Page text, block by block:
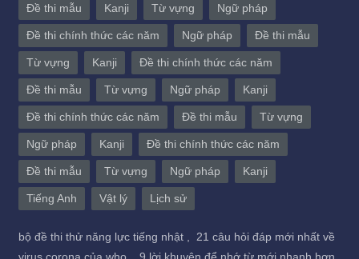
Đề thi mẫu Kanji Từ vựng Ngữ pháp
Đề thi chính thức các năm Ngữ pháp Đề thi mẫu
Từ vựng Kanji Đề thi chính thức các năm
Đề thi mẫu Từ vựng Ngữ pháp Kanji
Đề thi chính thức các năm Đề thi mẫu Từ vựng
Ngữ pháp Kanji Đề thi chính thức các năm
Đề thi mẫu Từ vựng Ngữ pháp Kanji
Tiếng Anh Vật lý Lịch sử
bộ đề thi thử năng lực tiếng nhật , 21 câu hỏi đáp mới nhất về